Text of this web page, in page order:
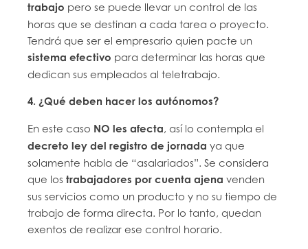
trabajo pero se puede llevar un control de las
horas que se destinan a cada tarea o proyecto.
Tendrá que ser el empresario quien pacte un
sistema efectivo para determinar las horas que
dedican sus empleados al teletrabajo.
4. ¿Qué deben hacer los autónomos?
En este caso NO les afecta, así lo contempla el
decreto ley del registro de jornada ya que
solamente habla de “asalariados”. Se considera
que lostrabajadores por cuenta ajena venden
sus servicios como un producto y no su tiempo de
trabajo de forma directa. Por lo tanto, quedan
exentos de realizar ese control horario.